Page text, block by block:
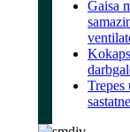
Gaisa
Trepes